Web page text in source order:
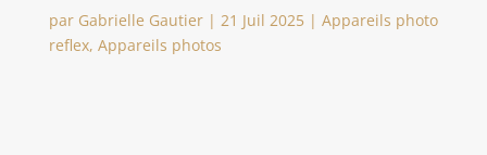
par Gabrielle Gautier| 21 Juil 2025| Appareils photo
reflex, Appareils photos